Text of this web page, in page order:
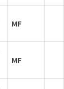
MF
MF